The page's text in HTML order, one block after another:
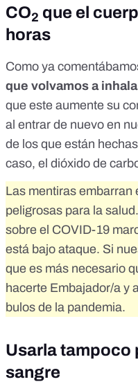
CO2 que el
horas
Como ya
que volvamos a
que este aumente su
al entrar de nuevo en
de los que están
caso, el dióxido de
Las mentiras embarran
peligrosas para la
sobre el COVID-19
está bajo ataque. Si
que es más necesario
hacerte Embajador/a y
bulos de la pandemia.
Usarla tampoco
sangre